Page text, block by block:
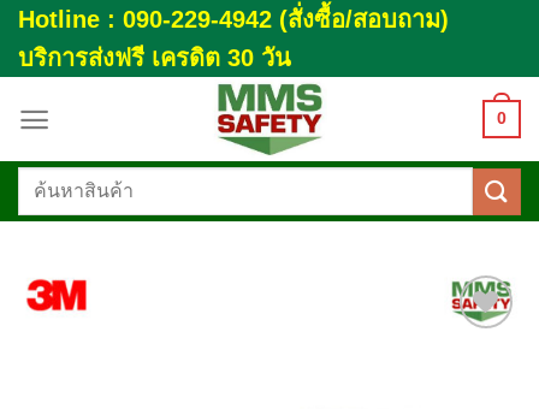
Skip
to
content
Hotline : 090-229-4942 (สั่งซื้อ/สอบถาม)
บริการส่งฟรี เครดิต 30 วัน
0
ค้นหา: